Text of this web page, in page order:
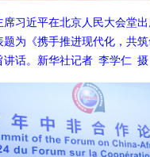
席习近平在北京人民大会堂
为《携手推进现代化，共
讲话。新华社记者 李学仁 摄